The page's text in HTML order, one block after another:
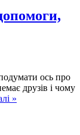
ось про
друзів і чому
»